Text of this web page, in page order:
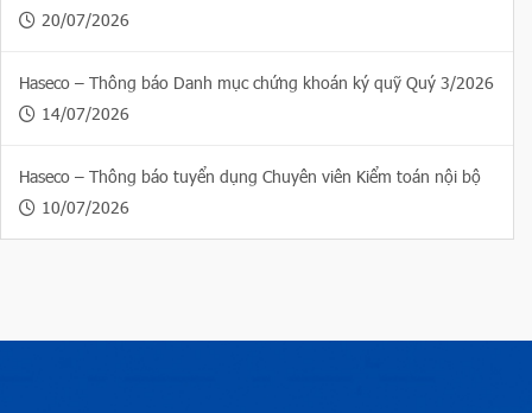
20/07/2026
Haseco – Thông báo Danh mục chứng khoán ký quỹ Quý 3/2026
14/07/2026
Haseco – Thông báo tuyển dụng Chuyên viên Kiểm toán nội bộ
10/07/2026